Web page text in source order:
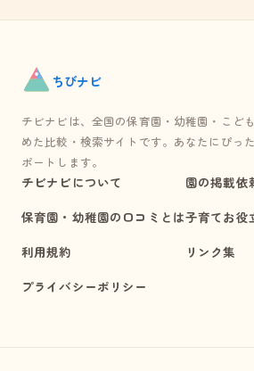
ちびナビ
チビナビは、全国の保育園・幼稚園・こど
めた比較・検索サイトです。あなたにぴっ
ポートします。
チビナビについて
保育園・幼稚園の口コミとは
利用規約
プライバシーポリシー
園の掲載依
子育てお役
リンク集